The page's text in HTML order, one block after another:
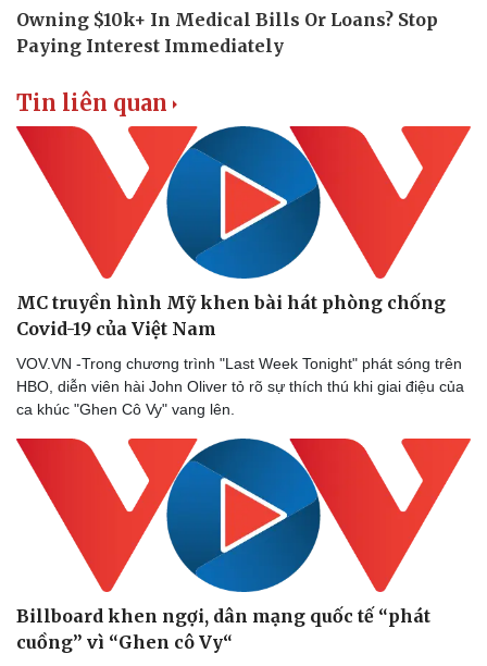
Doanh nghiệp
Thông tin doanh nghiệp
Doanh nghiệp 24h
Doanh nhân
Vì cộng đồng
Công nghệ
Sành điệu
Tin Công nghệ
Trải nghiệm
Chuyển đổi số
Tin liên quan
MC truyền hình Mỹ khen bài hát phòng chống
Covid-19 của Việt Nam
VOV.VN -Trong chương trình "Last Week Tonight" phát sóng trên
HBO, diễn viên hài John Oliver tỏ rõ sự thích thú khi giai điệu của
ca khúc "Ghen Cô Vy" vang lên.
Billboard khen ngợi, dân mạng quốc tế “phát
cuồng” vì “Ghen cô Vy“